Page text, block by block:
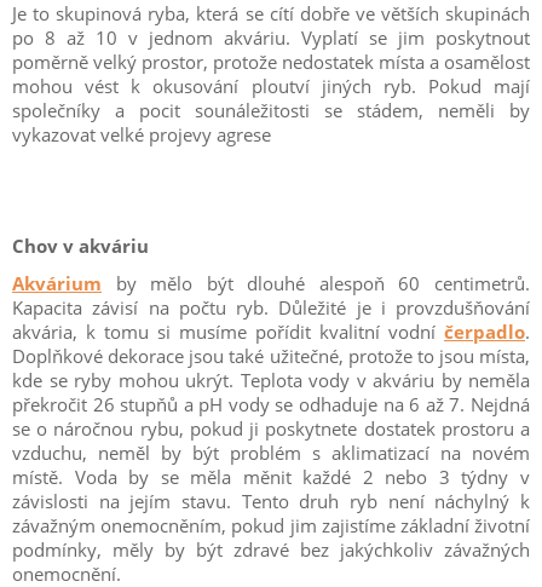
Je to skupinová ryba, která se cítí dobře ve větších skupinách
po 8 až 10 v jednom akváriu. Vyplatí se jim poskytnout
poměrně velký prostor, protože nedostatek místa a osamělost
mohou vést k okusování ploutví jiných ryb. Pokud mají
společníky a pocit sounáležitosti se stádem, neměli by
vykazovat velké projevy agrese
Chov v akváriu
Akvárium by mělo být dlouhé alespoň 60 centimetrů.
Kapacita závisí na počtu ryb. Důležité je i provzdušňování
akvária, k tomu si musíme pořídit kvalitní vodní čerpadlo.
Doplňkové dekorace jsou také užitečné, protože to jsou místa,
kde se ryby mohou ukrýt. Teplota vody v akváriu by neměla
překročit 26 stupňů a pH vody se odhaduje na 6 až 7. Nejdná
se o náročnou rybu, pokud ji poskytnete dostatek prostoru a
vzduchu, neměl by být problém s aklimatizací na novém
místě. Voda by se měla měnit každé 2 nebo 3 týdny v
závislosti na jejím stavu. Tento druh ryb není náchylný k
závažným onemocněním, pokud jim zajistíme základní životní
podmínky, měly by být zdravé bez jakýchkoliv závažných
onemocnění.